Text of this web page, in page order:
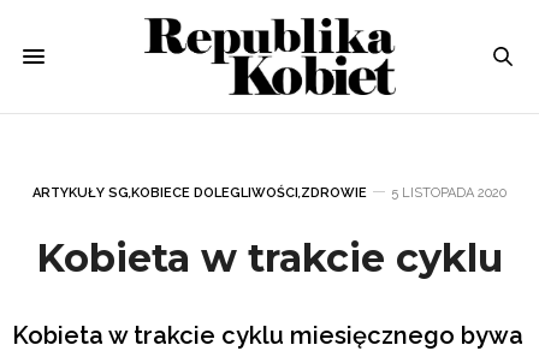
ARTYKUŁY SG,KOBIECE DOLEGLIWOŚCI,ZDROWIE 5 LISTOPADA 2020
Kobieta w trakcie cyklu
Kobieta w trakcie cyklu miesięcznego bywa